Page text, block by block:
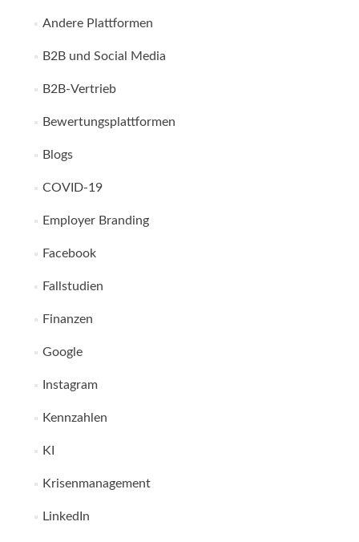
Andere Plattformen
B2B und Social Media
B2B-Vertrieb
Bewertungsplattformen
Blogs
COVID-19
Employer Branding
Facebook
Fallstudien
Finanzen
Google
Instagram
Kennzahlen
KI
Krisenmanagement
LinkedIn